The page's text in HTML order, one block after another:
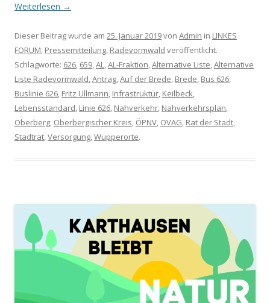
Weiterlesen →
Dieser Beitrag wurde am 25. Januar 2019von Admin in LINKES
FORUM, Pressemitteilung, Radevormwald veröffentlicht.
Schlagworte: 626, 659,AL,AL-Fraktion,Alternative Liste,Alternative
Liste Radevormwald,Antrag,Auf der Brede, Brede, Bus 626,
Buslinie 626, Fritz Ullmann, Infrastruktur, Keilbeck,
Lebensstandard, Linie 626, Nahverkehr, Nahverkehrsplan,
Oberberg, Oberbergischer Kreis, ÖPNV, OVAG, Rat der Stadt,
Stadtrat,Versorgung,Wupperorte.